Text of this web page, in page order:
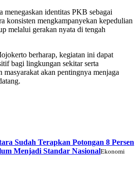
identitas PKB sebagai
konsisten mengkampanyekan kepedulian
melalui gerakan nyata di tengah
berharap, kegiatan ini dapat
bagi lingkungan sekitar serta
masyarakat akan pentingnya menjaga
Sudah Terapkan Potongan 8 Persen
Menjadi Standar NasionalEkonomi